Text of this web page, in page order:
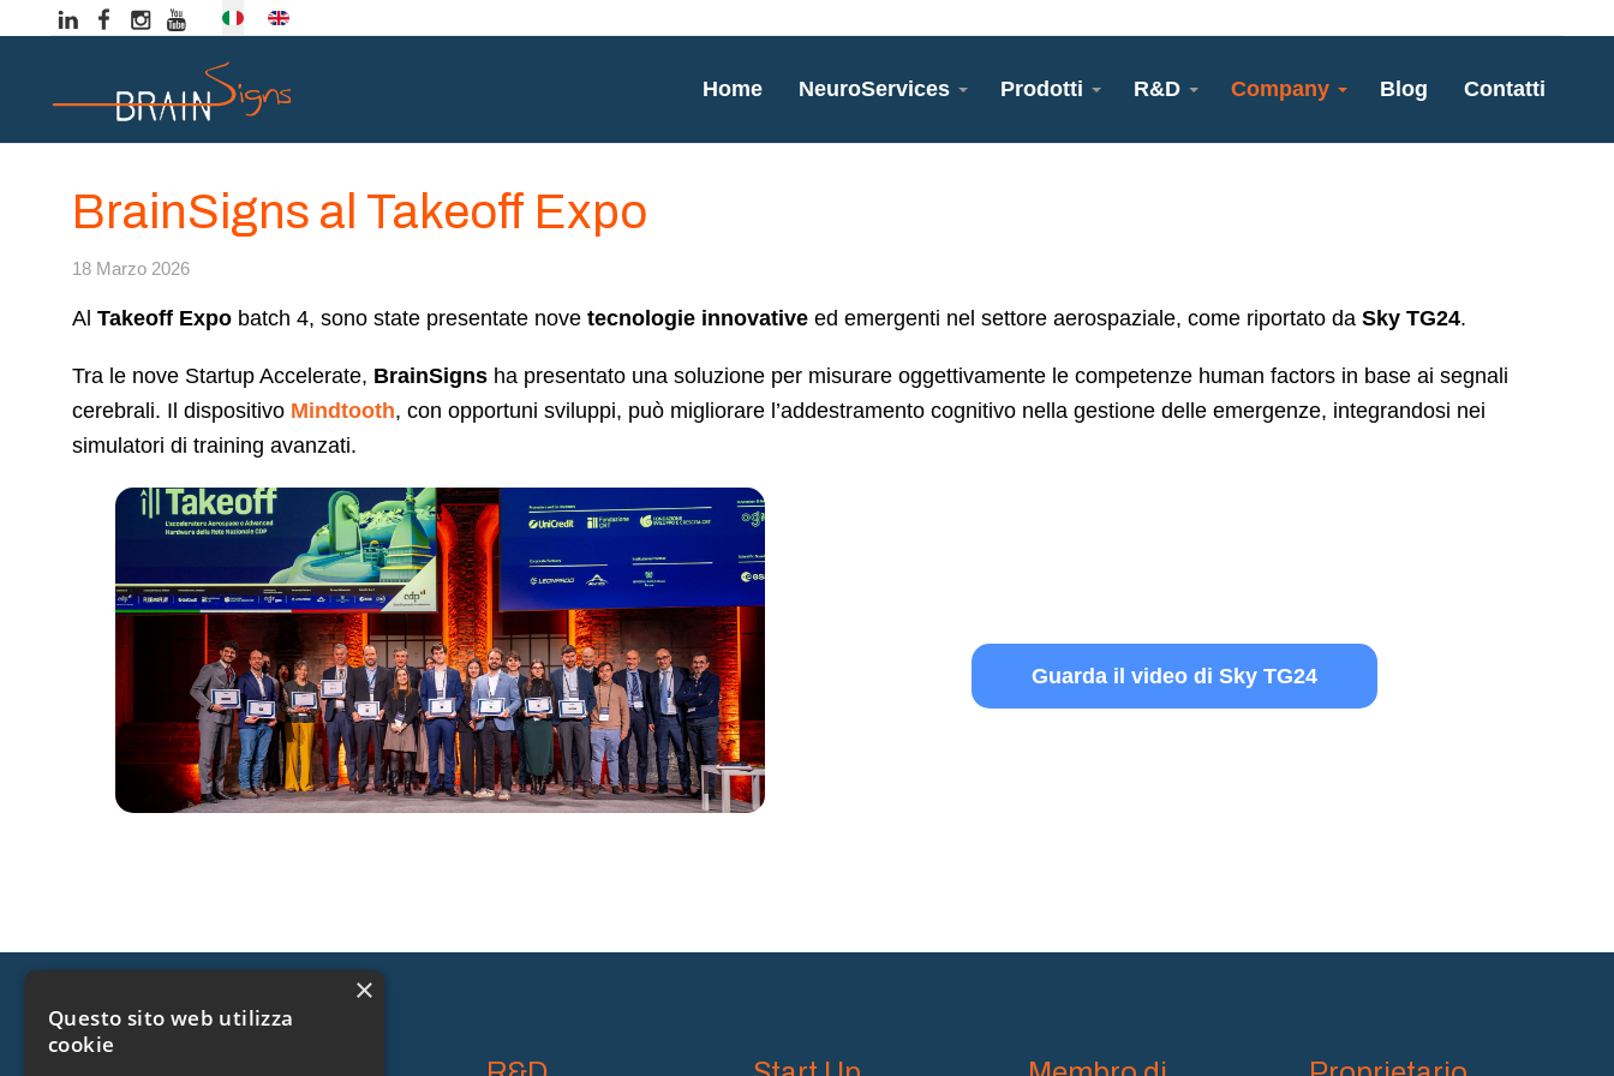
Seleziona la tua lingua
Home NeuroServices Prodotti R&D Company Blog Contatti
BrainSigns al Takeoff Expo
18 Marzo 2026
Al Takeoff Expo batch 4, sono state presentate nove tecnologie innovative ed emergenti nel settore aerospaziale, come riportato da Sky TG24.
Tra le nove Startup Accelerate, BrainSigns ha presentato una soluzione per misurare oggettivamente le competenze human factors in base ai segnali
cerebrali. Il dispositivo Mindtooth, con opportuni sviluppi, può migliorare l’addestramento cognitivo nella gestione delle emergenze, integrandosi nei
simulatori di training avanzati.
Guarda il video di Sky TG24
×
Questo sito web utilizza
cookie